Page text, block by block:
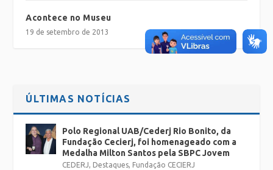
Acontece no Museu
19 de setembro de 2013
ÚLTIMAS NOTÍCIAS
Polo Regional UAB/Cederj Rio Bonito, da
Fundação Cecierj, foi homenageado com a
Medalha Milton Santos pela SBPC Jovem
CEDERJ, Destaques, Fundação CECIERJ